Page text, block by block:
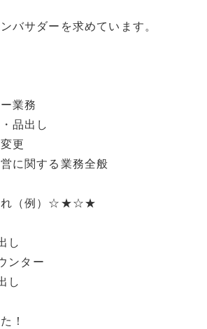
バサダーを求めています。
業務
品出し
更
に関する業務全般
（例）☆★☆★
し
ンター
し
！